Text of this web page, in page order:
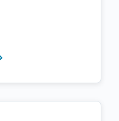
une succursale